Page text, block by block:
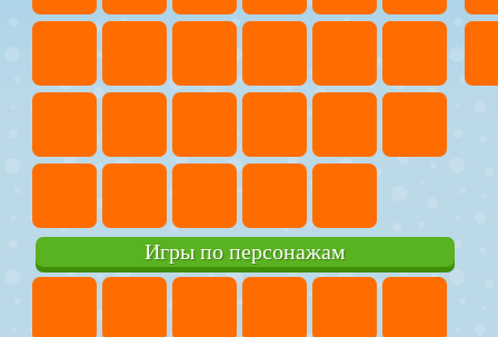
Игры по персонажам